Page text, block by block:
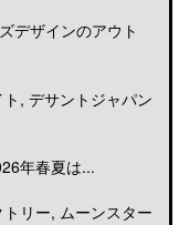
デザインのアウト
,デサントジャパン
年春夏は...
リー, ムーンスター